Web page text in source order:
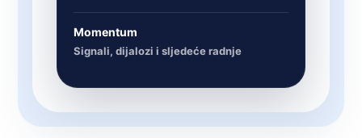
Momentum
Signali, dijalozi i sljedeće radnje